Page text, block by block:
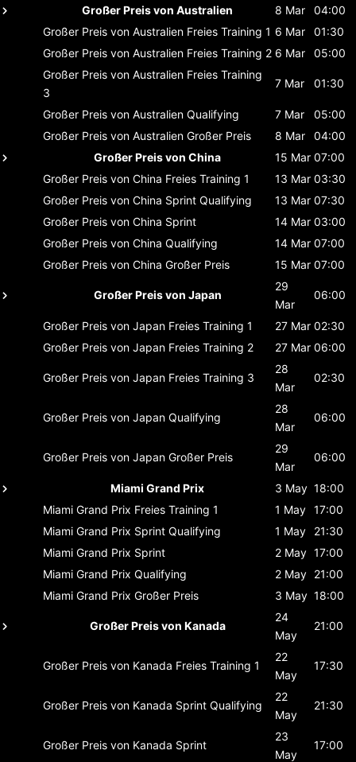
Großer Preis von Australien
8 Mar
04:00
Großer Preis von Australien Freies Training 1 6 Mar
01:30
Großer Preis von Australien Freies Training 2 6 Mar
05:00
Großer Preis von Australien Freies Training
3
7 Mar 01:30
Großer Preis von Australien Qualifying 7 Mar
05:00
Großer Preis von Australien Großer Preis 8 Mar
04:00
Großer Preis von China
15 Mar 07:00
Großer Preis von China Freies Training 1 13 Mar 03:30
Großer Preis von China Sprint Qualifying 13 Mar 07:30
Großer Preis von China Sprint 14 Mar 03:00
Großer Preis von China Qualifying 14 Mar 07:00
Großer Preis von China Großer Preis 15 Mar 07:00
Großer Preis von Japan
29
Mar
06:00
Großer Preis von Japan Freies Training 1 27 Mar 02:30
Großer Preis von Japan Freies Training 2 27 Mar 06:00
Großer Preis von Japan Freies Training 3
28
Mar
02:30
Großer Preis von Japan Qualifying
28
Mar
06:00
Großer Preis von Japan Großer Preis
29
Mar
06:00
Miami Grand Prix 3 May 18:00
Miami Grand Prix Freies Training 1 1 May 17:00
Miami Grand Prix Sprint Qualifying 1 May
21:30
Miami Grand Prix Sprint 2 May 17:00
Miami Grand Prix Qualifying 2 May 21:00
Miami Grand Prix Großer Preis 3 May 18:00
Großer Preis von Kanada
24
May
21:00
Großer Preis von Kanada Freies Training 1
22
May
17:30
Großer Preis von Kanada Sprint Qualifying
22
May
21:30
Großer Preis von Kanada Sprint
23
May
17:00